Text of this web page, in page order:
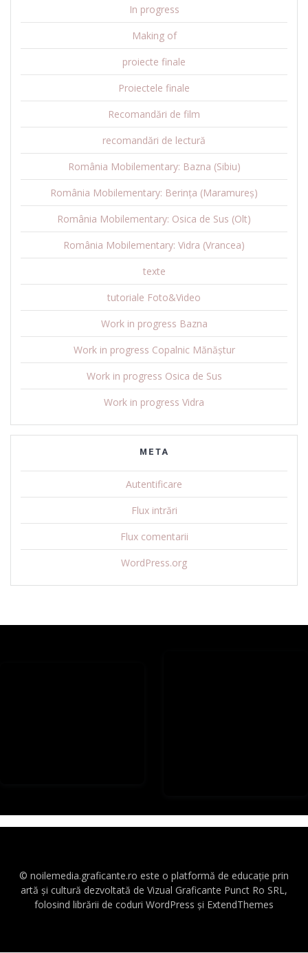
In progress
Making of
proiecte finale
Proiectele finale
Recomandări de film
recomandări de lectură
România Mobilementary: Bazna (Sibiu)
România Mobilementary: Berința (Maramureș)
România Mobilementary: Osica de Sus (Olt)
România Mobilementary: Vidra (Vrancea)
texte
tutoriale Foto&Video
Work in progress Bazna
Work in progress Copalnic Mănăștur
Work in progress Osica de Sus
Work in progress Vidra
META
Autentificare
Flux intrări
Flux comentarii
WordPress.org
© noilemedia.graficante.ro este o platformă de educație prin
artă și cultură dezvoltată de Vizual Graficante Punct Ro SRL,
folosind librării de coduri WordPress și ExtendThemes